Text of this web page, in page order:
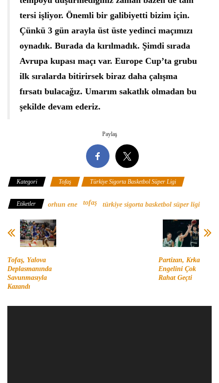
tersi işliyor. Önemli bir galibiyetti bizim için.
Çünkü 3 gün arayla üst üste yedinci maçımızı
oynadık. Burada da kırılmadık. Şimdi sırada
Avrupa kupası maçı var. Europe Cup’ta grubu
ilk sıralarda bitirirsek biraz daha çalışma
fırsatı bulacağız. Umarım sakatlık olmadan bu
şekilde devam ederiz.
Paylaş
Kategori Tofaş Türkiye Sigorta Basketbol Süper Ligi
Etiketler orhun ene tofaş türkiye sigorta basketbol süper ligi
Tofaş, Yalova
Deplasmanında
Savunmasıyla
Kazandı
Partizan, Krka
Engelini Çok
Rahat Geçti